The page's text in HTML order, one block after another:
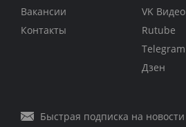
Вакансии
Контакты
VK Видео
Rutube
Telegram
Дзен
Быстрая подписка на новости